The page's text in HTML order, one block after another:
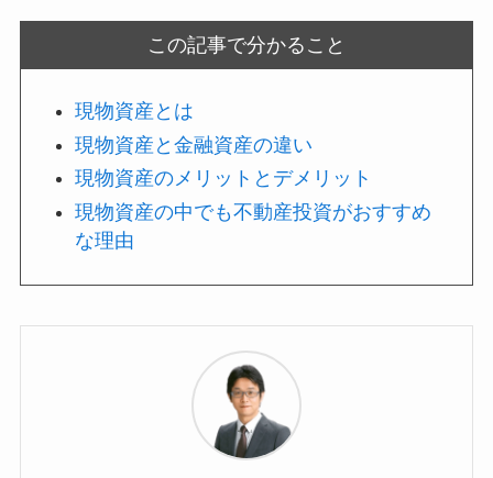
この記事で分かること
現物資産とは
現物資産と金融資産の違い
現物資産のメリットとデメリット
現物資産の中でも不動産投資がおすすめ
な理由